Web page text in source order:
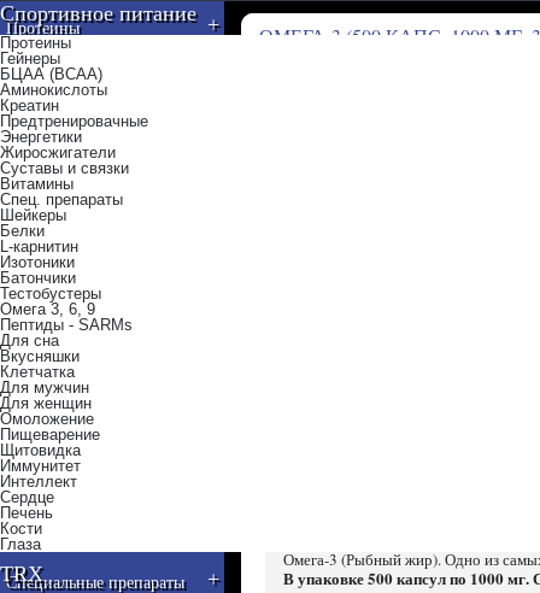
Спортивное питание
Протеины
Гейнеры
БЦАА (BCAA)
Аминокислоты
Креатин
Предтренировачные
Энергетики
Жиросжигатели
Суставы и связки
Витамины
Спец. препараты
Шейкеры
Белки
L-карнитин
Изотоники
Батончики
Тестобустеры
Омега 3, 6, 9
Пептиды - SARMs
Для сна
Вкусняшки
Клетчатка
Для мужчин
Для женщин
Омоложение
Пищеварение
Щитовидка
Иммунитет
Интеллект
Сердце
Печень
Кости
Глаза
TRX
Протеины +
Гейнеры
БЦАА (BCAA)
Аминокислоты
Креатин
Предтренировочные
комплексы
Энергетики
Жиросжигатели
Суставы и связки
Витаминно-минеральные
комплексы
Специальные препараты +
ОМЕГА-3 (500 КАПС, 1000
Омега-3 (Рыбный жир). Одно из
В упаковке 500 капсул по 1000